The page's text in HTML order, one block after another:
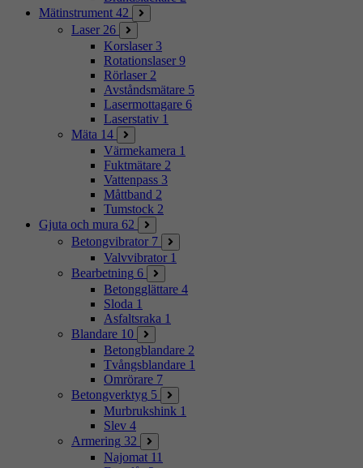
Mätinstrument 42
Laser 26
Korslaser 3
Rotationslaser 9
Rörlaser 2
Avståndsmätare 5
Lasermottagare 6
Laserstativ 1
Mäta 14
Värmekamera 1
Fuktmätare 2
Vattenpass 3
Måttband 2
Tumstock 2
Gjuta och mura 62
Betongvibrator 7
Valvvibrator 1
Bearbetning 6
Betongglättare 4
Sloda 1
Asfaltsraka 1
Blandare 10
Betongblandare 2
Tvångsblandare 1
Omrörare 7
Betongverktyg 5
Murbrukshink 1
Slev 4
Armering 32
Najomat 11